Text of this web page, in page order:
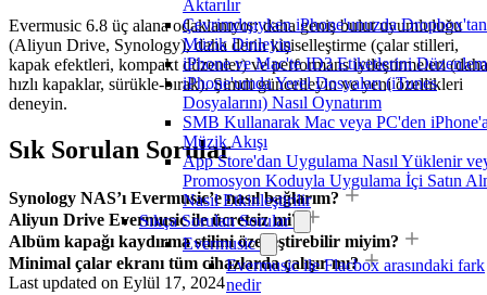
Aktarılır
Çevrimdışıyken iPhone'unuzda Dropbox'tan
Müzik Dinleyin
iPhone ve Mac'te ID3 Etiketlerini
iPhone'umda Yerel Dosyaları (iTunes
Dosyalarını) Nasıl Oynatırım
SMB Kullanarak Mac veya PC'den
Müzik Akışı
App Store'dan Uygulama Nasıl Yüklenir
Promosyon Koduyla Uygulama İçi Satın
Nasıl Etkinleştirilir
Sıkça Sorulan Sorular
Evermusic
Evermusic ile Flacbox arasındaki fark
nedir
Evermusic 6.8 üç alana odaklanıyor: daha geniş bulut uyumluluğu
(Aliyun Drive, Synology), daha derin kişiselleştirme (çalar stilleri,
kapak efektleri, kompakt düzenler) ve performans iyileştirmeleri (daha
hızlı kapaklar, sürükle-bırak). Şimdi güncelleyin ve yeni özellikleri
deneyin.
Sık Sorulan Sorular
Synology NAS’ı Evermusic’e nasıl bağlarım?
Aliyun Drive Evermusic ile ücretsiz mi?
Albüm kapağı kaydırma stilini özelleştirebilir miyim?
Minimal çalar ekranı tüm cihazlarda çalışır mı?
Last updated on Eylül 17, 2024